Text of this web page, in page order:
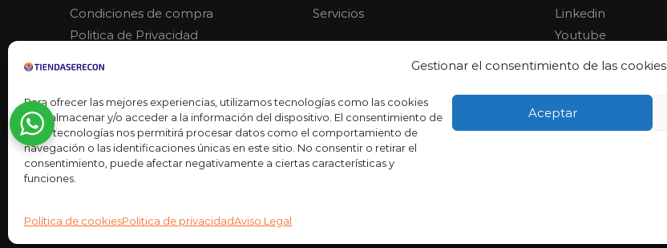
Gestionar el consentimiento de las cookies
Para ofrecer las mejores experiencias, utilizamos tecnologías como las cookies
para almacenar y/o acceder a la información del dispositivo. El consentimiento de
estas tecnologías nos permitirá procesar datos como el comportamiento de
navegación o las identificaciones únicas en este sitio. No consentir o retirar el
consentimiento, puede afectar negativamente a ciertas características y
funciones.
Aceptar
Política de cookiesPolitica de privacidadAviso Legal
Condiciones de compra
Politica de Privacidad
Servicios
Linkedin
Youtube
Ready Marketing 2023 ©